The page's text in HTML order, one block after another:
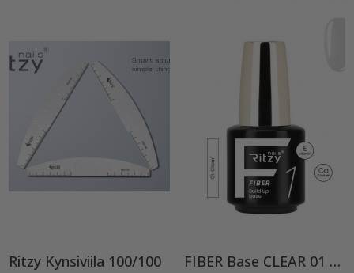
Ritzy Kynsiviila 100/100 FIBER Base CLEAR 01 TPO vapaa